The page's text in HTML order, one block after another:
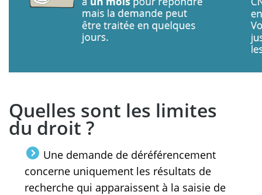
Quelles sont les limites
du droit ?
Une demande de déréférencement
concerne uniquement les résultats de
recherche qui apparaissent à la saisie de